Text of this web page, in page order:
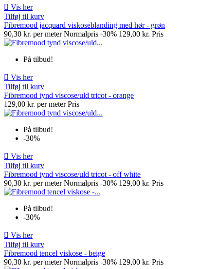
 Vis her
Tilføj til kurv
Fibremood jacquard viskoseblanding med hør - grøn
90,30 kr. per meter Normalpris -30% 129,00 kr. Pris
På tilbud!
 Vis her
Tilføj til kurv
Fibremood tynd viscose/uld tricot - orange
129,00 kr. per meter Pris
På tilbud!
-30%
 Vis her
Tilføj til kurv
Fibremood tynd viscose/uld tricot - off white
90,30 kr. per meter Normalpris -30% 129,00 kr. Pris
På tilbud!
-30%
 Vis her
Tilføj til kurv
Fibremood tencel viskose - beige
90,30 kr. per meter Normalpris -30% 129,00 kr. Pris